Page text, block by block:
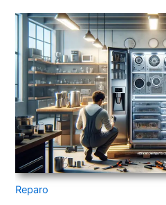
Reparo